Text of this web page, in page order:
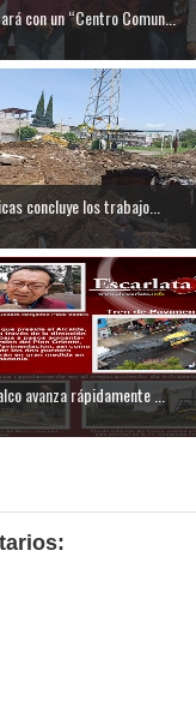
con un “Centro Comun...
concluye los trabajo...
avanza rápidamente ...